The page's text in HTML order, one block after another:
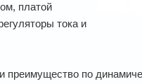
платой
тока и
преимущество по